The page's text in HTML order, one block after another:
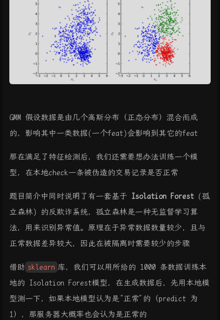
GMM 假设数据是由几个高斯分布（正态分布）混合而成
的，影响其中一类数据(一个feat)会影响到其它的feat
那在满足了特征检测后，我们还需要想办法训练一个模
型，在本地check一条被伪造的交易记录是否正常
题目简介中同时说明了有一套基于 Isolation Forest (孤
立森林) 的反欺诈系统，孤立森林是一种无监督学习算
法，用来识别异常值。原理在于异常数据数量较少，且与
正常数据差异较大，因此在被隔离时需要较少的步骤
借助 sklearn 库，我们可以用所给的 1000 条数据训练本
地的 Isolation Forest模型，在生成数据后，先用本地模
型测一下，如果本地模型认为是“正常”的（predict 为
1），那服务器大概率也会认为是正常的